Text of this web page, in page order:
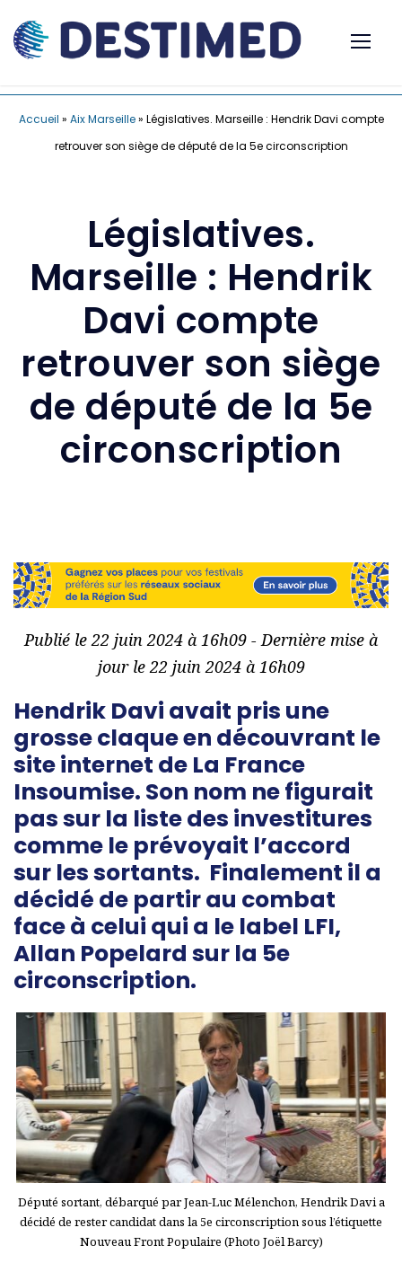
Accueil » Aix Marseille» Législatives. Marseille : Hendrik Davi compte
retrouver son siège de député de la 5e circonscription
Législatives.
Marseille : Hendrik
Davi compte
retrouver son siège
de député de la 5e
circonscription
Publié le 22 juin 2024 à 16h09 - Dernière mise à
jour le 22 juin 2024 à 16h09
Hendrik Davi avait pris une
grosse claque en découvrant le
site internet de La France
Insoumise. Son nom ne figurait
pas sur la liste des investitures
comme le prévoyait l’accord
sur les sortants. Finalement il a
décidé de partir au combat
face à celui qui a le label LFI,
Allan Popelard sur la 5e
circonscription.
Député sortant, débarqué par Jean-Luc Mélenchon, Hendrik Davi a
décidé de rester candidat dans la 5e circonscription sous l’étiquette
Nouveau Front Populaire (Photo Joël Barcy)